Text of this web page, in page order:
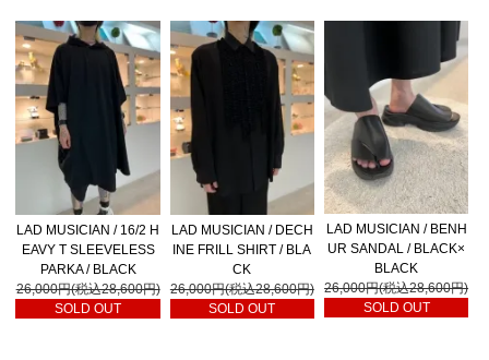
LAD MUSICIAN / 16/2 H
EAVY T SLEEVELESS
PARKA / BLACK
26,000円(税込28,600円)
SOLD OUT
LAD MUSICIAN / DECH
INE FRILL SHIRT / BLA
CK
26,000円(税込28,600円)
SOLD OUT
LAD MUSICIAN / BENH
UR SANDAL / BLACK×
BLACK
26,000円(税込28,600円)
SOLD OUT